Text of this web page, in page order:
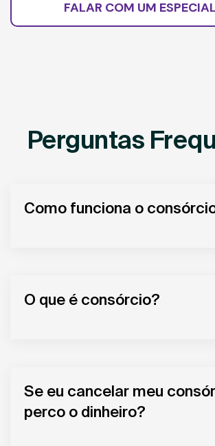
FALAR COM UM
Perguntas
Como funciona o
O que é consórcio?
Se eu cancelar meu
perco o dinheiro?